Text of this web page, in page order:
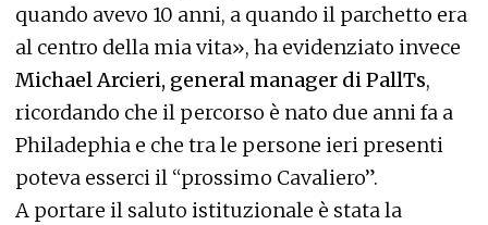
quando avevo 10 anni, a quando il parchetto era
al centro della mia vita», ha evidenziato invece
Michael Arcieri, general manager di PallTs,
ricordando che il percorso è nato due anni fa a
Philadephia e che tra le persone ieri presenti
poteva esserci il “prossimo Cavaliero”.
A portare il saluto istituzionale è stata la